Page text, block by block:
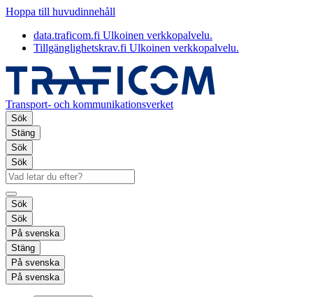
Hoppa till huvudinnehåll
data.traficom.fi Ulkoinen verkkopalvelu.
Tillgänglighetskrav.fi Ulkoinen verkkopalvelu.
Transport- och kommunikationsverket
Sök
Stäng
Sök
Sök
Sök
Sök
På svenska
Stäng
På svenska
På svenska